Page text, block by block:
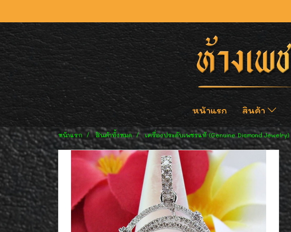
หน้าแรก สินค้า
หน้าแรก สินค้าทั้งหมด เครื่องประดับเพชรแท้ (Genuine Diamond Jewelry)